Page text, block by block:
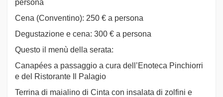
persona
Cena (Conventino): 250 € a persona
Degustazione e cena: 300 € a persona
Questo il menù della serata:
Canapées a passaggio a cura dell’Enoteca Pinchiorri
e del Ristorante Il Palagio
Terrina di maialino di Cinta con insalata di zolfini e